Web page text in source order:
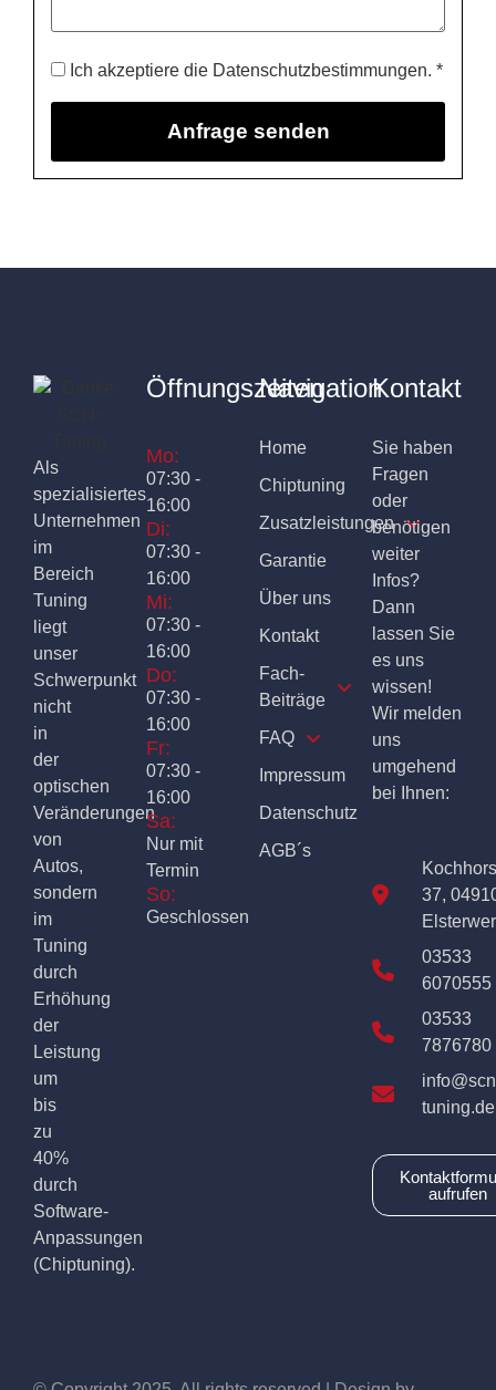
Ich akzeptiere die Datenschutzbestimmungen. *
Als
spezialisiertes
Unternehmen
im
Bereich
Tuning
liegt
unser
Schwerpunkt
nicht
in
der
optischen
Veränderungen
von
Autos,
sondern
im
Tuning
durch
Erhöhung
der
Leistung
um
bis
zu
40%
durch
Software-
Anpassungen
(Chiptuning).
Öffnungszeiten
Mo:
07:30 -
16:00
Di:
07:30 -
16:00
Mi:
07:30 -
16:00
Do:
07:30 -
16:00
Fr:
07:30 -
16:00
Sa:
Nur mit
Termin
So:
Geschlossen
Navigation
Home
Chiptuning
Zusatzleistungen
Garantie
Über uns
Kontakt
Fach-
Beiträge
FAQ
Impressum
Datenschutz
AGB´s
Kontakt
Sie haben
Fragen
oder
benötigen
weiter
Infos?
Dann
lassen Sie
es uns
wissen!
Wir melden
uns
umgehend
bei Ihnen:
37,
03533
6070555
03533
7876780
tuning.de
aufrufen